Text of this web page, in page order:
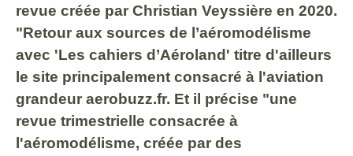
revue créée par Christian Veyssière en 2020.
"Retour aux sources de l’aéromodélisme
avec 'Les cahiers d’Aéroland' titre d'ailleurs
le site principalement consacré à l'aviation
grandeur aerobuzz.fr. Et il précise "une
revue trimestrielle consacrée à
l'aéromodélisme, créée par des